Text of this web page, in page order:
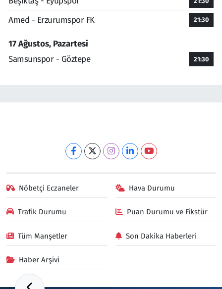
Amed - Erzurumspor FK 21:30
17 Ağustos, Pazartesi
Samsunspor - Göztepe
21:30
Nöbetçi Eczaneler Hava Durumu
Trafik Durumu Puan Durumu ve Fikstür
Tüm Manşetler Son Dakika Haberleri
Haber Arşivi